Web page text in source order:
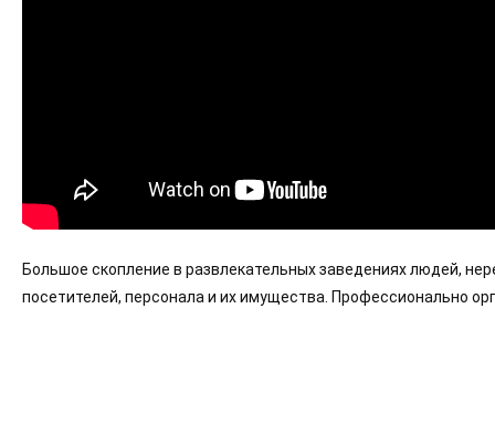
Большое скопление в развлекательных заведениях людей,
посетителей, персонала и их имущества. Профессионально